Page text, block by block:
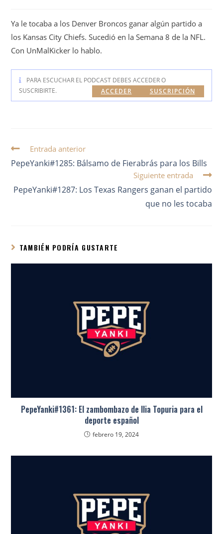
Ya le tocaba a los Denver Broncos ganar algún partido a
los Kansas City Chiefs. Sucedió en la Semana 8 de la NFL.
Con UnMalKicker lo hablo.
PARA ESCUCHAR EL PODCAST DEBES ACCEDER O
SUSCRIBIRTE.
SUSCRIPCIÓN
ACCEDER
Entrada anterior
PepeYanki#1285: Bálsamo de Fierabrás para los Bills
Siguiente entrada
PepeYanki#1287: Los Texas Rangers ganan el partido
que no les tocaba
TAMBIÉN PODRÍA GUSTARTE
PepeYanki#1361: El zambombazo de Ilia Topuria para el
deporte español
febrero 19, 2024